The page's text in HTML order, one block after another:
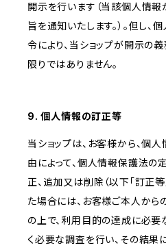
開示を行います（当該個人情
旨を通知いたします。）。但し
令により、当ショップが開示の
限りではありません。
9. 個人情報の訂正等
当ショップは、お客様から、個
由によって、個人情報保護法の
正、追加又は削除（以下「訂正等
た場合には、お客様ご本人から
の上で、利用目的の達成に必要
く必要な調査を行い、その結果